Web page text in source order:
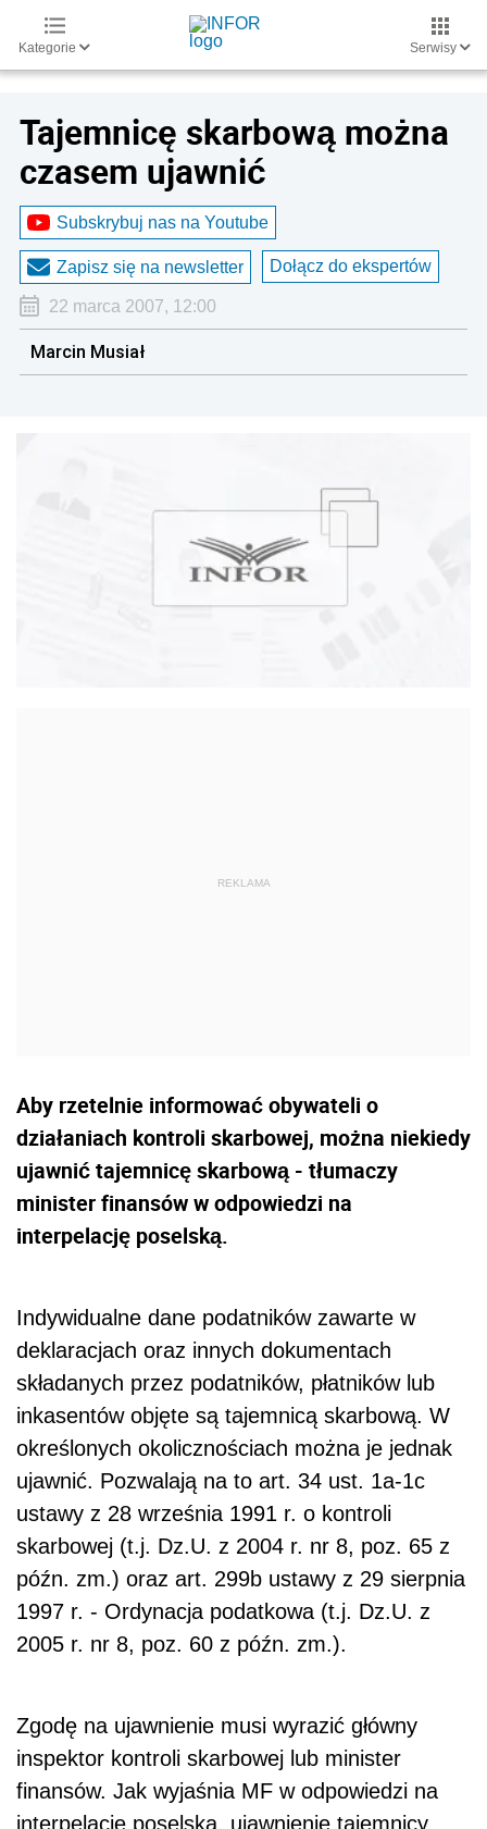
Kategorie Serwisy
Tajemnicę skarbową można
czasem ujawnić
Subskrybuj nas na Youtube
Zapisz się na newsletter Dołącz do ekspertów
22 marca 2007, 12:00
Marcin Musiał
Aby rzetelnie informować obywateli o
działaniach kontroli skarbowej, można niekiedy
ujawnić tajemnicę skarbową - tłumaczy
minister finansów w odpowiedzi na
interpelację poselską.
Indywidualne dane podatników zawarte w
deklaracjach oraz innych dokumentach
składanych przez podatników, płatników lub
inkasentów objęte są tajemnicą skarbową. W
określonych okolicznościach można je jednak
ujawnić. Pozwalają na to art. 34 ust. 1a-1c
ustawy z 28 września 1991 r. o kontroli
skarbowej (t.j. Dz.U. z 2004 r. nr 8, poz. 65 z
późn. zm.) oraz art. 299b ustawy z 29 sierpnia
1997 r. - Ordynacja podatkowa (t.j. Dz.U. z
2005 r. nr 8, poz. 60 z późn. zm.).
Zgodę na ujawnienie musi wyrazić główny
inspektor kontroli skarbowej lub minister
finansów. Jak wyjaśnia MF w odpowiedzi na
interpelację poselską, ujawnienie tajemnicy